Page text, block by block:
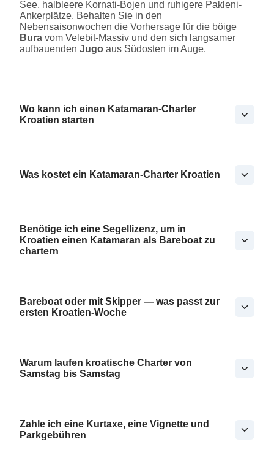
See, halbleere Kornati-Bojen und ruhigere Pakleni-
Ankerplätze. Behalten Sie in den
Nebensaisonwochen die Vorhersage für die böige
Bura vom Velebit-Massiv und den sich langsamer
aufbauenden Jugo aus Südosten im Auge.
Wo kann ich einen Katamaran-Charter
Kroatien starten
Was kostet ein Katamaran-Charter Kroatien
Benötige ich eine Segellizenz, um in
Kroatien einen Katamaran als Bareboat zu
chartern
Bareboat oder mit Skipper — was passt zur
ersten Kroatien-Woche
Warum laufen kroatische Charter von
Samstag bis Samstag
Zahle ich eine Kurtaxe, eine Vignette und
Parkgebühren